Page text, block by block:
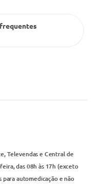
Televendas e Central de
das 08h às 17h (exceto
para automedicação e não